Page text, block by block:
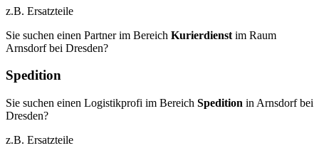
z.B. Ersatzteile
Sie suchen einen Partner im Bereich Kurierdienst im Raum
Arnsdorf bei Dresden?
Spedition
Sie suchen einen Logistikprofi im Bereich Spedition in Arnsdorf bei
Dresden?
z.B. Ersatzteile